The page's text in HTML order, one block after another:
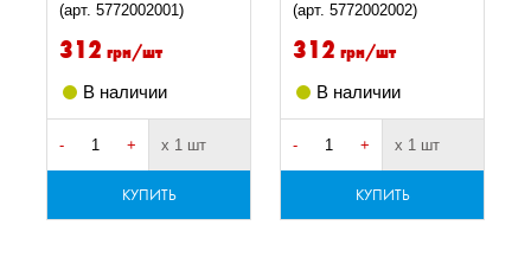
(арт. 5772002001)
312 грн/шт
В наличии
- + х 1 шт
КУПИТЬ
(арт. 5772002002)
312 грн/шт
В наличии
- + х 1 шт
КУПИТЬ